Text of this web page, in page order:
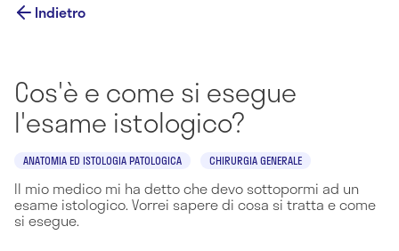
Indietro
Cos'è e come si esegue
l'esame istologico?
ANATOMIA ED ISTOLOGIA PATOLOGICA CHIRURGIA GENERALE
Il mio medico mi ha detto che devo sottopormi ad un
esame istologico. Vorrei sapere di cosa si tratta e come
si esegue.